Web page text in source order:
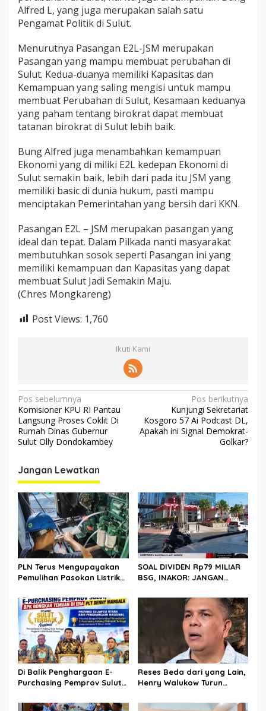
Alfred L, yang juga merupakan salah satu
Pengamat Politik di Sulut.
Menurutnya Pasangan E2L-JSM merupakan
Pasangan yang mampu membuat perubahan di
Sulut. Kedua-duanya memiliki Kapasitas dan
Kemampuan yang saling mengisi untuk mampu
membuat Perubahan di Sulut, Kesamaan keduanya
yang paham tentang birokrat dapat membuat
tatanan birokrat di Sulut lebih baik.
Bung Alfred juga menambahkan kemampuan
Ekonomi yang di miliki E2L kedepan Ekonomi di
Sulut semakin baik, lebih dari pada itu JSM yang
memiliki basic di dunia hukum, pasti mampu
menciptakan Pemerintahan yang bersih dari KKN.
Pasangan E2L – JSM merupakan pasangan yang
ideal dan tepat. Dalam Pilkada nanti masyarakat
membutuhkan sosok seperti Pasangan ini yang
memiliki kemampuan dan Kapasitas yang dapat
membuat Sulut Jadi Semakin Maju.
(Chres Mongkareng)
Post Views: 1,760
Ikuti Kami
Navigasi
pos
Pos sebelumnya
Komisioner KPU RI Pantau
Langsung Proses Coklit Di
Rumah Dinas Gubernur
Sulut Olly Dondokambey
Pos berikutnya
Kunjungi Sekretariat
Kosgoro 57 Ai Podcast DL,
Apakah ini Signal Demokrat-
Golkar?
Jangan Lewatkan
PLN Terus Mengupayakan
Pemulihan Pasokan Listrik
SOAL DIVIDEN Rp79 MILIAR
BSG, INAKOR: JANGAN
DIPUTAR DALAM RUANG
POLITIK
Di Balik Penghargaan E-
Purchasing Pemprov Sulut,
Plt DM
Reses Beda dari yang Lain,
Henry Walukow Turun
Aspirasi